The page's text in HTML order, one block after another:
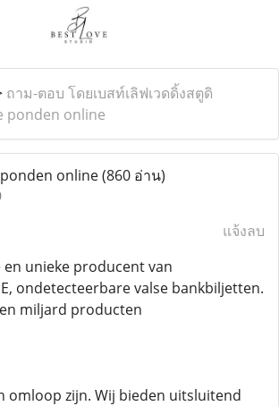
ถาม-ตอบ โดยเบสท์เลิฟเวดดิ้งสตูดิ
ponden online
online(860 อ่าน)
แจ้งลบ
en unieke producent van
ondetecteerbare valse bankbiljetten.
miljard producten
omloop zijn. Wij bieden uitsluitend